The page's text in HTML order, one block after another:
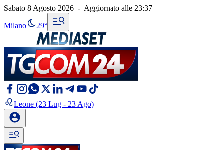
Sabato 8 Agosto 2026 - Aggiornato alle 23:37
Milano 29°
Leone (23 Lug - 23 Ago)